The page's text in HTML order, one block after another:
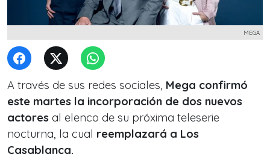
MEGA
A través de sus redes sociales, Mega confirmó
este martes la incorporación de dos nuevos
actores al elenco de su próxima teleserie
nocturna, la cual reemplazará a Los
Casablanca.